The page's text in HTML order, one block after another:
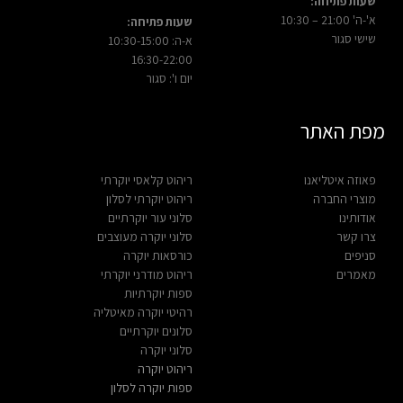
א'-ה' 21:00 – 10:30
שישי סגור
שעות פתיחה:
א-ה: 10:30-15:00
16:30-22:00
יום ו': סגור
מפת האתר
פאוזה איטליאנו
מוצרי החברה
אודותינו
צרו קשר
סניפים
מאמרים
ריהוט קלאסי יוקרתי
ריהוט יוקרתי לסלון
סלוני עור יוקרתיים
סלוני יוקרה מעוצבים
כורסאות יוקרה
ריהוט מודרני יוקרתי
ספות יוקרתיות
רהיטי יוקרה מאיטליה
סלונים יוקרתיים
סלוני יוקרה
ריהוט יוקרה
ספות יוקרה לסלון